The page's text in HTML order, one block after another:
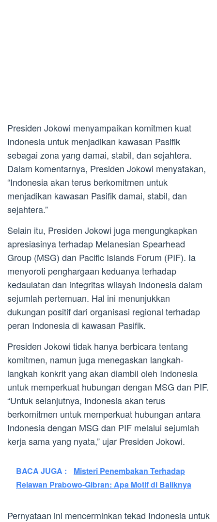
Presiden Jokowi menyampaikan komitmen kuat
Indonesia untuk menjadikan kawasan Pasifik
sebagai zona yang damai, stabil, dan sejahtera.
Dalam komentarnya, Presiden Jokowi menyatakan,
“Indonesia akan terus berkomitmen untuk
menjadikan kawasan Pasifik damai, stabil, dan
sejahtera.”
Selain itu, Presiden Jokowi juga mengungkapkan
apresiasinya terhadap Melanesian Spearhead
Group (MSG) dan Pacific Islands Forum (PIF). Ia
menyoroti penghargaan keduanya terhadap
kedaulatan dan integritas wilayah Indonesia dalam
sejumlah pertemuan. Hal ini menunjukkan
dukungan positif dari organisasi regional terhadap
peran Indonesia di kawasan Pasifik.
Presiden Jokowi tidak hanya berbicara tentang
komitmen, namun juga menegaskan langkah-
langkah konkrit yang akan diambil oleh Indonesia
untuk memperkuat hubungan dengan MSG dan PIF.
“Untuk selanjutnya, Indonesia akan terus
berkomitmen untuk memperkuat hubungan antara
Indonesia dengan MSG dan PIF melalui sejumlah
kerja sama yang nyata,” ujar Presiden Jokowi.
BACA JUGA :
Misteri Penembakan Terhadap
Relawan Prabowo-Gibran: Apa Motif di Baliknya
Pernyataan ini mencerminkan tekad Indonesia untuk